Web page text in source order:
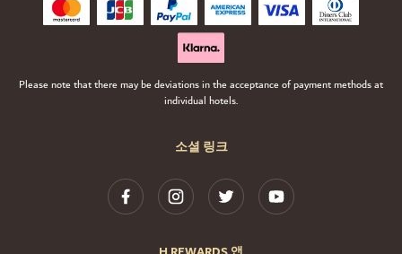
소셜 링크
Please note that there may be deviations in the acceptance of payment methods at
individual hotels.